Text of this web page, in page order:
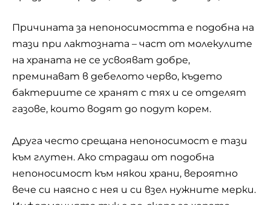
Причината за непоносимостта е подобна на
тази при лактозната – част от молекулите
на храната не се усвояват добре,
преминават в дебелото черво, където
бактериите се хранят с тях и се отделят
газове, които водят до подут корем.
Друга често срещана непоносимост е тази
към глутен. Ако страдаш от подобна
непоносимост към някои храни, вероятно
вече си наясно с нея и си взел нужните мерки.